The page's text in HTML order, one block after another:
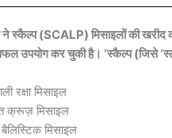
स्कैल्प (SCALP) मिसाइलों की खरीद
उपयोग कर चुकी है। ‘स्कैल्प (जिसे
रक्षा मिसाइल
क्रूज़ मिसाइल
मिसाइल